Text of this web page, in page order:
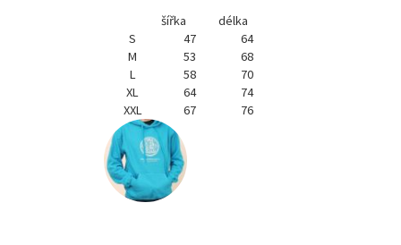
šířka
délka
S
47
64
M
53
68
L
58
70
XL
64
74
XXL
67 76